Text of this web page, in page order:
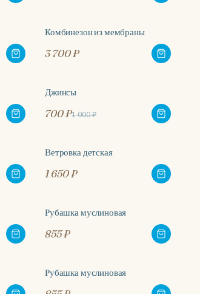
Комбинезон из мембраны
3 700 ₽
-30%
Джинсы
700 ₽1 000 ₽
Ветровка детская
1 650 ₽
Рубашка муслиновая
855 ₽
Рубашка муслиновая